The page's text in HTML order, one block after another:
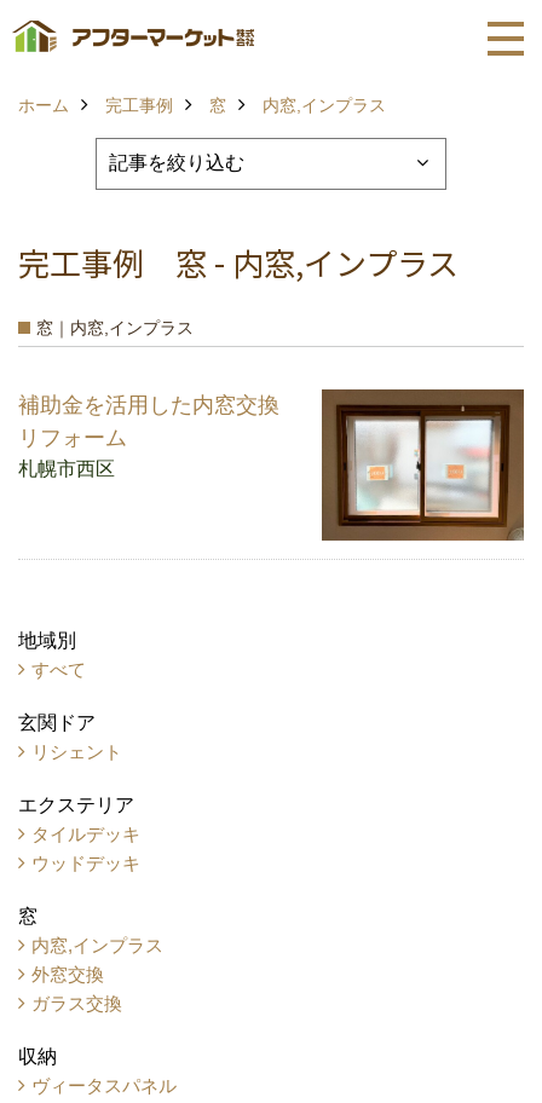
ホーム 完工事例 窓 内窓,インプラス
完工事例 窓 - 内窓,インプラス
窓｜内窓,インプラス
補助金を活用した内窓交換
リフォーム
札幌市西区
地域別
すべて
玄関ドア
リシェント
エクステリア
タイルデッキ
ウッドデッキ
窓
内窓,インプラス
外窓交換
ガラス交換
収納
ヴィータスパネル